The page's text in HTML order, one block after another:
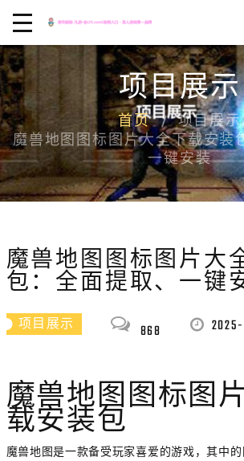
项目展示
首页
项目展示
魔兽地图图标图片大全下载安装
一键安装
魔兽地图图标图片大
包：全面提取、一键
项目展示 868
魔兽地图图标图
载安装包
魔兽地图是一款备受玩家喜爱的游戏，其中